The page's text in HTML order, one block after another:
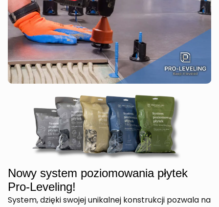
Nowy system poziomowania płytek
Pro-Leveling!
System, dzięki swojej unikalnej konstrukcji pozwala na